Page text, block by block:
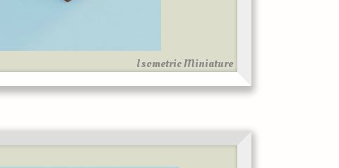
Isometric Miniature